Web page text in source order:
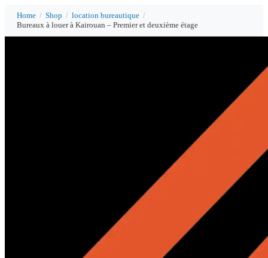
Home / Shop / location bureautique /
Bureaux à louer à Kairouan – Premier et deuxième étage